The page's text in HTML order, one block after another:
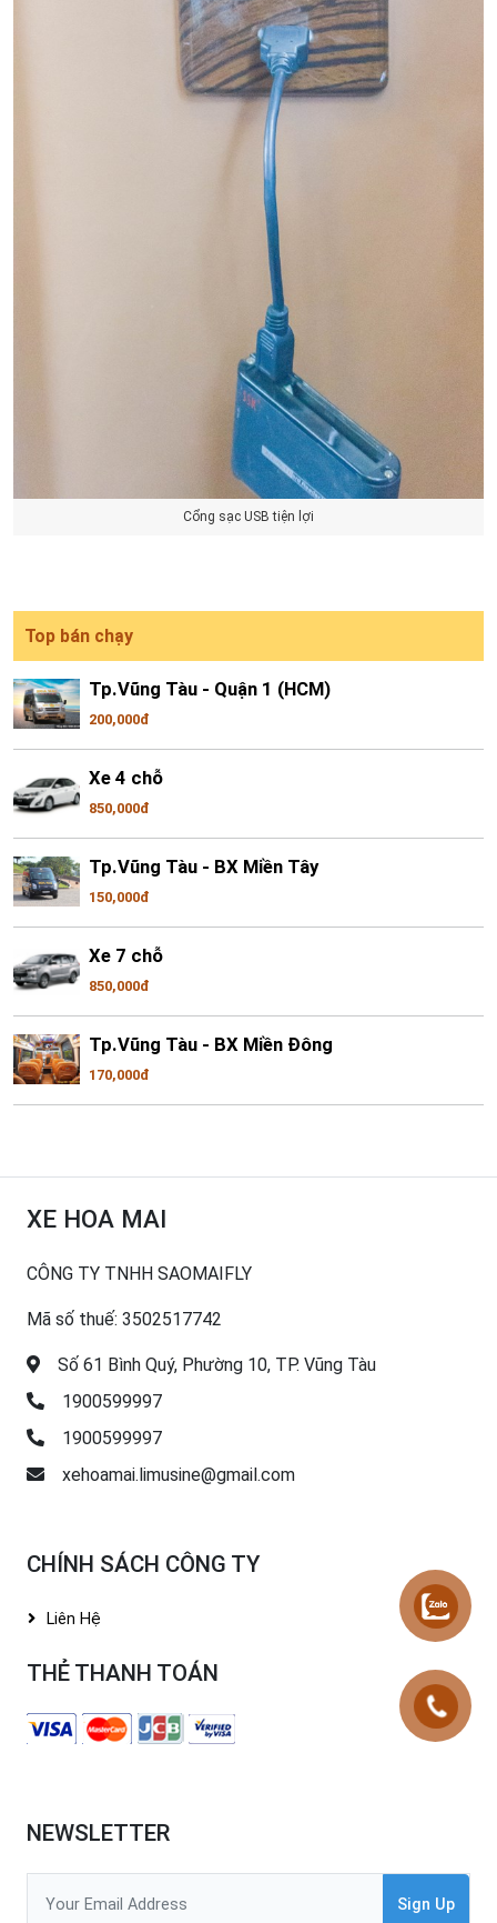
Cổng sạc USB tiện lợi
Top bán chạy
Tp.Vũng Tàu - Quận 1 (HCM)
200,000đ
Xe 4 chỗ
850,000đ
Tp.Vũng Tàu - BX Miền Tây
150,000đ
Xe 7 chỗ
850,000đ
Tp.Vũng Tàu - BX Miền Đông
170,000đ
XE HOA MAI
CÔNG TY TNHH SAOMAIFLY
Mã số thuế: 3502517742
Số 61 Bình Quý, Phường 10, TP. Vũng Tàu
1900599997
1900599997
xehoamai.limusine@gmail.com
CHÍNH SÁCH CÔNG TY
Liên Hệ
THẺ THANH TOÁN
NEWSLETTER
Sign Up